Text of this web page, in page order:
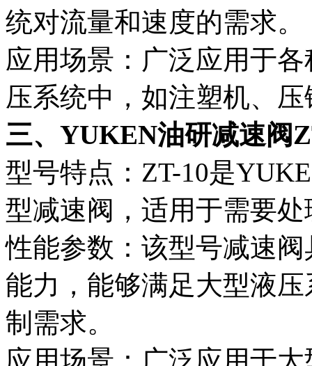
统对流量和速度的需求。
应用场景：广泛应用于
压系统中，如注塑机、
三、YUKEN油研减速阀
型号特点：ZT-10是
型减速阀，适用于需要
性能参数：该型号减速
能力，能够满足大型液
制需求。
应用场景：广泛应用于